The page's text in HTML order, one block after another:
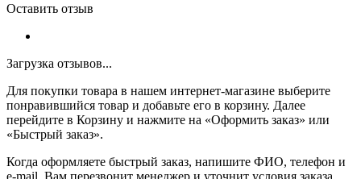
Оставить отзыв
Загрузка отзывов...
Для покупки товара в нашем интернет-магазине выберите
понравившийся товар и добавьте его в корзину. Далее
перейдите в Корзину и нажмите на «Оформить заказ» или
«Быстрый заказ».
Когда оформляете быстрый заказ, напишите ФИО, телефон и
e-mail. Вам перезвонит менеджер и уточнит условия заказа.